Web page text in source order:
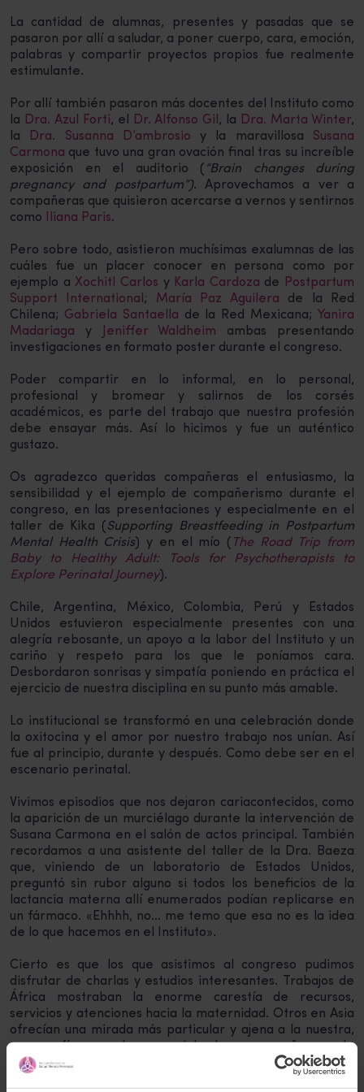
La cantidad de alumnas, presentes y pasadas que se
pasaron por allí a saludar, a poner cuerpo, cara, emoción,
palabras y compartir proyectos propios fue realmente
estimulante.
Por allí también pasaron más docentes del Instituto como
la Dra. Azul Forti, el Dr. Alfonso Gil , la Dra. Marta Winter,
la
Dra. Susanna D’ambrosio y la maravillosa Susana
Carmona que tuvo una gran ovación final tras su increíble
exposición en el auditorio ( “Brain changes during
pregnancy and postpartum”). Aprovechamos a ver a
compañeras que quisieron acercarse a vernos y sentirnos
como
Iliana Paris.
Pero sobre todo, asistieron muchísimas exalumnas de las
cuáles fue un placer conocer en persona como por
ejemplo aXochitl Carlos y Karla Cardoza de
Postpartum
Support International ; María Paz Aguilera de la Red
Chilena; Gabriela Santaella de la Red Mexicana; Yanira
Madariaga y Jeniffer Waldheim ambas presentando
investigaciones en formato poster durante el congreso.
Poder compartir en lo informal, en lo personal,
profesional y bromear y salirnos de los corsés
académicos, es parte del trabajo que nuestra profesión
debe ensayar más. Así lo hicimos y fue un auténtico
gustazo.
Os agradezco queridas compañeras el entusiasmo, la
sensibilidad y el ejemplo de compañerismo durante el
congreso, en las presentaciones y especialmente en el
taller de Kika ( Supporting Breastfeeding in Postpartum
Mental Health Crisis) y en el mío ( The Road Trip from
Baby to Healthy Adult: Tools for Psychotherapists to
Explore Perinatal Journey).
Chile, Argentina, México, Colombia, Perú y Estados
Unidos estuvieron especialmente presentes con una
alegría rebosante, un apoyo a la labor del Instituto y un
cariño y respeto para los que le poníamos cara.
Desbordaron sonrisas y simpatía poniendo en práctica el
ejercicio de nuestra disciplina en su punto más amable.
Lo institucional se transformó en una celebración donde
la oxitocina y el amor por nuestro trabajo nos unían. Así
fue al principio, durante y después. Como debe ser en el
escenario perinatal.
Vivimos episodios que nos dejaron cariacontecidos, como
la aparición de un murciélago durante la intervención de
Susana Carmona en el salón de actos principal. También
recordamos a una asistente del taller de la Dra. Baeza
que, viniendo de un laboratorio de Estados Unidos,
preguntó sin rubor alguno si todos los beneficios de la
lactancia materna allí enumerados podían replicarse en
un fármaco. «Ehhhh, no… me temo que esa no es la idea
de lo que hacemos en el Instituto».
Cierto es que los que asistimos al congreso pudimos
disfrutar de charlas y estudios interesantes. Trabajos de
África mostraban la enorme carestía de recursos,
servicios y atenciones hacia la maternidad. Otros en Asia
ofrecían una mirada más particular y ajena a la nuestra,
pero afín en lo esencial. Las compañeras de
Latinoamérica, bastante a la vanguardia, estaban
adelantadas en muchos aspectos y, creo, sirviendo de